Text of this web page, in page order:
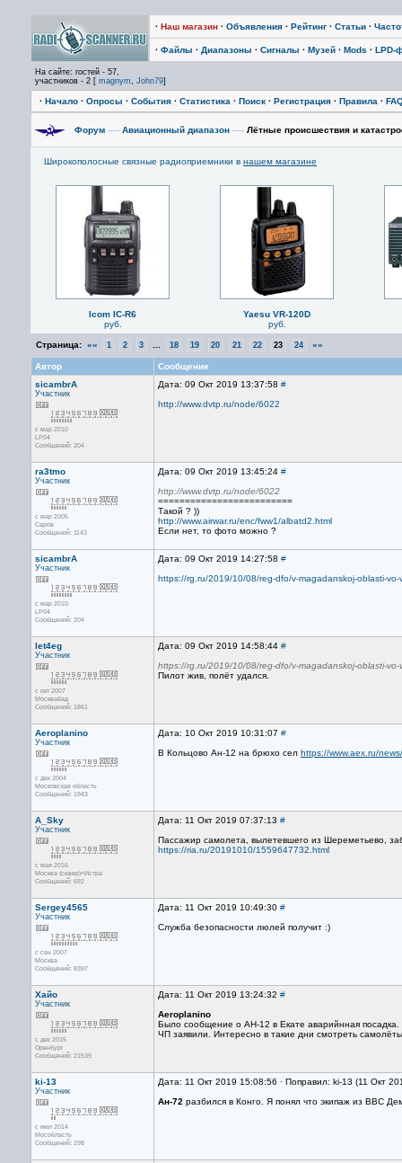
· Наш магазин · Объявления · Рейтинг · Статьи ·
· Файлы · Диапазоны · Сигналы · Музей · Mods · LPD-
На сайте: гостей - 57,
участников - 2 [ magnym, John79]
· Начало · Опросы · События · Статистика · Поиск · Регистрация · Правила ·
Форум —› Авиационный диапазон —› Лётные происшествия и
Широкополосные связные радиоприемники в нашем магазине
Icom IC-R6
руб.
Yaesu VR-120D
руб.
Страница: «« 1 2 3 18 19 20 21 22 23 24 »»
Автор
Сообщение
sicambrA
Участник
с мар 2010
LP04
Сообщений: 204
Дата: 09 Окт 2019 13:37:58 #
http://www.dvtp.ru/node/6022
ra3tmo
Участник
с мар 2005
Саров
Сообщений: 1143
Дата: 09 Окт 2019 13:45:24 #
http://www.dvtp.ru/node/6022
=========================
Такой ? ))
http://www.airwar.ru/enc/fww1/albatd2.html
Если нет, то фото можно ?
sicambrA
Участник
с мар 2010
LP04
Сообщений: 204
Дата: 09 Окт 2019 14:27:58 #
https://rg.ru/2019/10/08/reg-dfo/v-magadanskoj-oblasti-vo-
let4eg
Участник
с окт 2007
Москвабад
Сообщений: 1861
Дата: 09 Окт 2019 14:58:44 #
https://rg.ru/2019/10/08/reg-dfo/v-magadanskoj-oblasti-vo-
Пилот жив, полёт удался.
Aeroplanino
Участник
с дек 2004
Московская область
Сообщений: 1943
Дата: 10 Окт 2019 10:31:07 #
В Кольцово Ан-12 на брюхо сел https://www.aex.ru/
A_Sky
Участник
с мая 2016
Москва (север)+Истра
Сообщений: 692
Дата: 11 Окт 2019 07:37:13 #
Пассажир самолета, вылетевшего из Шереметьево,
https://ria.ru/20191010/1559647732.html
Sergey4565
Участник
с сен 2007
Москва
Сообщений: 8397
Дата: 11 Окт 2019 10:49:30 #
Служба безопасности люлей получит :)
Хайо
Участник
с дек 2015
Оренбург
Сообщений: 21539
Дата: 11 Окт 2019 13:24:32 #
Aeroplanino
Было сообщение о АН-12 в Екате аварийнная посадка.
ЧП заявили. Интересно в такие дни смотреть
ki-13
Участник
с июл 2014
Мособласть
Сообщений: 298
Дата: 11 Окт 2019 15:08:56 · Поправил: ki-13 (11 Окт
Ан-72 разбился в Конго. Я понял что экипаж из ВВС